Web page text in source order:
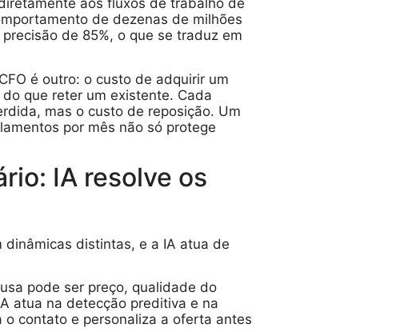
aos fluxos de trabalho de
de dezenas de milhões
de 85%, o que se traduz em
é outro: o custo de adquirir um
que reter um existente. Cada
mas o custo de reposição. Um
por mês não só protege
IA resolve os
distintas, e a IA atua de
pode ser preço, qualidade do
atua na detecção preditiva e na
contato e personaliza a oferta antes